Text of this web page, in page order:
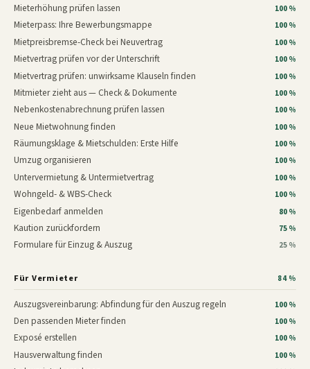
Mieterhöhung prüfen lassen 100 %
Mieterpass: Ihre Bewerbungsmappe 100 %
Mietpreisbremse-Check bei Neuvertrag 100 %
Mietvertrag prüfen vor der Unterschrift 100 %
Mietvertrag prüfen: unwirksame Klauseln finden 100 %
Mitmieter zieht aus — Check & Dokumente 100 %
Nebenkostenabrechnung prüfen lassen 100 %
Neue Mietwohnung finden 100 %
Räumungsklage & Mietschulden: Erste Hilfe 100 %
Umzug organisieren 100 %
Untervermietung & Untermietvertrag 100 %
Wohngeld- & WBS-Check 100 %
Eigenbedarf anmelden 80 %
Kaution zurückfordern 75 %
Formulare für Einzug & Auszug 25 %
Für Vermieter 84 %
Auszugsvereinbarung: Abfindung für den Auszug regeln 100 %
Den passenden Mieter finden 100 %
Exposé erstellen 100 %
Hausverwaltung finden 100 %